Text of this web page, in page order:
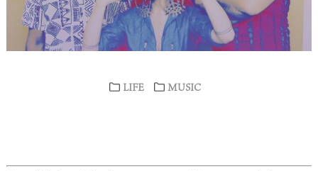
LIFE MUSIC